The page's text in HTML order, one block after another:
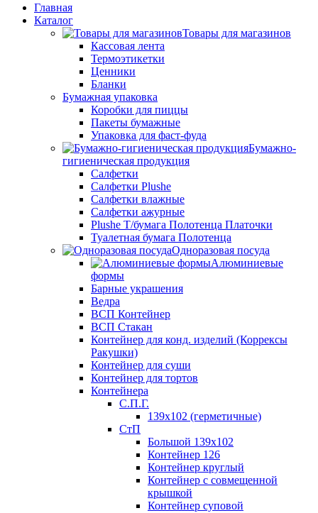
Главная
Каталог
Товары для магазинов
Кассовая лента
Термоэтикетки
Ценники
Бланки
Бумажная упаковка
Коробки для пиццы
Пакеты бумажные
Упаковка для фаст-фуда
Бумажно-
гигиеническая продукция
Салфетки
Салфетки Plushe
Салфетки влажные
Салфетки ажурные
Plushe Т/бумага Полотенца Платочки
Туалетная бумага Полотенца
Одноразовая посуда
Алюминиевые
формы
Барные украшения
Ведра
ВСП Контейнер
ВСП Стакан
Контейнер для конд. изделий (Коррексы
Ракушки)
Контейнер для суши
Контейнер для тортов
Контейнера
С.П.Г.
139х102 (герметичные)
СтП
Большой 139х102
Контейнер 126
Контейнер круглый
Контейнер с совмещенной
крышкой
Контейнер суповой